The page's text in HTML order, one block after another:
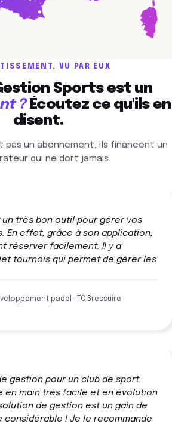
VU PAR EUX
Sports est un
?Écoutez ce qu'ils en
disent.
pas un abonnement, ils financent un
qui ne dort jamais.
un très bon outil pour gérer vos
En effet, grâce à son application,
réserver facilement. Il y a
tournois qui permet de gérer les
padel · TC Bressuire
gestion pour un club de sport.
en main très facile et en évolution
de gestion est un gain de
considérable ! Je le recommande